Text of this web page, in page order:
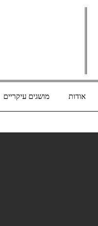
אודות מושגים עיקריים